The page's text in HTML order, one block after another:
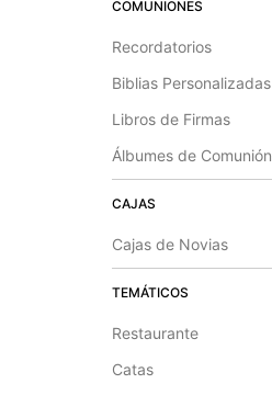
COMUNIONES
Recordatorios
Biblias Personalizadas
Libros de Firmas
Álbumes de Comunión
CAJAS
Cajas de Novias
TEMÁTICOS
Restaurante
Catas